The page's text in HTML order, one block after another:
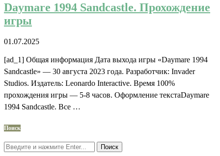
Daymare 1994 Sandcastle. Прохождение
игры
01.07.2025
[ad_1] Общая информация Дата выхода игры «Daymare 1994
Sandcastle» — 30 августа 2023 года. Разработчик: Invader
Studios. Издатель: Leonardo Interactive. Время 100%
прохождения игры — 5-8 часов. Оформление текстаDaymare
1994 Sandcastle. Все …
Поиск
Поиск